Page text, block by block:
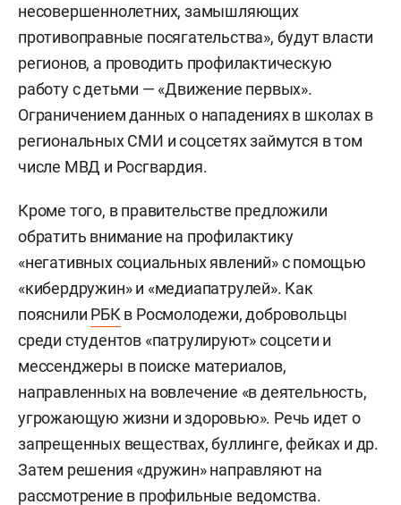
несовершеннолетних, замышляющих
противоправные посягательства», будут власти
регионов, а проводить профилактическую
работу с детьми — «Движение первых».
Ограничением данных о нападениях в школах в
региональных СМИ и соцсетях займутся в том
числе МВД и Росгвардия.
Кроме того, в правительстве предложили
обратить внимание на профилактику
«негативных социальных явлений» с помощью
«кибердружин» и «медиапатрулей». Как
пояснили РБК в Росмолодежи, добровольцы
среди студентов «патрулируют» соцсети и
мессенджеры в поиске материалов,
направленных на вовлечение «в деятельность,
угрожающую жизни и здоровью». Речь идет о
запрещенных веществах, буллинге, фейках и др.
Затем решения «дружин» направляют на
рассмотрение в профильные ведомства.